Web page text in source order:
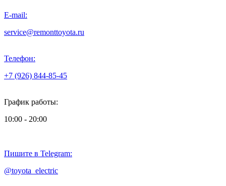
E-mail:
service@remonttoyota.ru
Телефон:
+7 (926) 844-85-45
График работы:
10:00 - 20:00
Пишите в Telegram:
@toyota_electric